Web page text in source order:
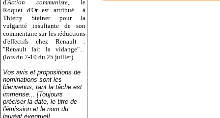
d'Action communiste , le
Roquet d'Or est attribué
à
Thierry Steiner pour la
vulgarité insultante de son
commentaire sur les réductions
d'effectifs chez Renault :
"Renault fait la vidange"...
(lors du 7-10 du 25 juillet).
Vos avis et propositions de
nominations sont les
bienvenus, tant la tâche est
immense... [Toujours
préciser la date, le titre de
l'émission et le nom du
lauréat éventuel].